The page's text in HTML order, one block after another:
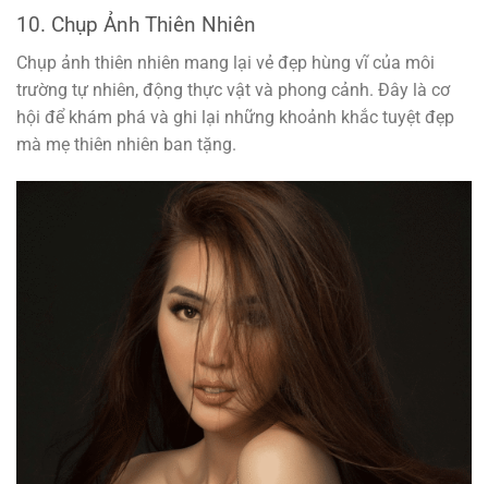
10. Chụp Ảnh Thiên Nhiên
Chụp ảnh thiên nhiên mang lại vẻ đẹp hùng vĩ của môi
trường tự nhiên, động thực vật và phong cảnh. Đây là cơ
hội để khám phá và ghi lại những khoảnh khắc tuyệt đẹp
mà mẹ thiên nhiên ban tặng.